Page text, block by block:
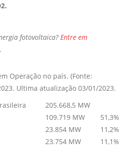
fotovoltaica? Entre em
.
Operação no país. (Fonte:
Ultima atualização 03/01/2023.
205.668,5 MW
109.719 MW
51,3%
23.854 MW
11,2%
23.754 MW
11,1%